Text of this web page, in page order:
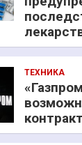
ТЕХНИКА